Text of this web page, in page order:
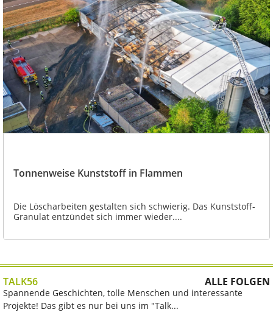
Tonnenweise Kunststoff in Flammen
Die Löscharbeiten gestalten sich schwierig. Das Kunststoff-
Granulat entzündet sich immer wieder....
TALK56 ALLE FOLGEN
Spannende Geschichten, tolle Menschen und interessante
Projekte! Das gibt es nur bei uns im "Talk...